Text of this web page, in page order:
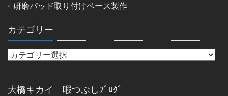
研磨パッド取り付けベース製作
カテゴリー
大橋キカイ 暇つぶしﾌﾞﾛｸﾞ